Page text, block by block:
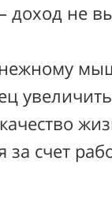
не
за счет